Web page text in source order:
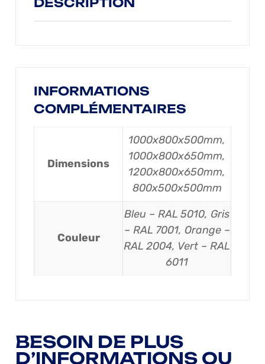
INFORMATIONS
COMPLÉMENTAIRES
Dimensions
1000x800x500mm,
1000x800x650mm,
1200x800x650mm,
800x500x500mm
Couleur
Bleu – RAL 5010, Gris
– RAL 7001, Orange –
RAL 2004, Vert – RAL
6011
BESOIN DE PLUS
D’INFORMATIONS OU